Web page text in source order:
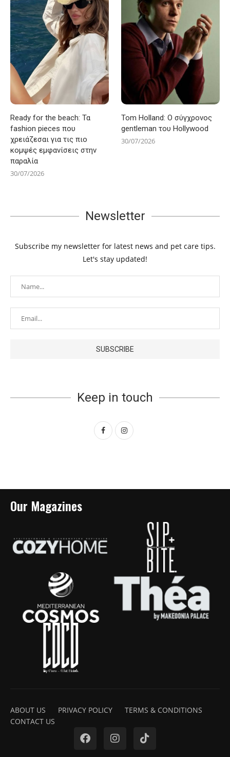
Ready for the beach: Τα
fashion pieces που
χρειάζεσαι για τις πιο
κομψές εμφανίσεις στην
παραλία
30/07/2026
Tom Holland: Ο σύγχρονος
gentleman του Hollywood
30/07/2026
Newsletter
Subscribe my newsletter for latest news and pet care tips.
Let's stay updated!
Keep in touch
Our Magazines
ABOUT US PRIVACY POLICY
TERMS & CONDITIONS
CONTACT US